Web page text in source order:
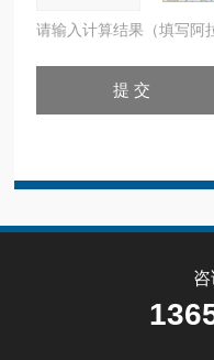
请输入计算结果（填写阿